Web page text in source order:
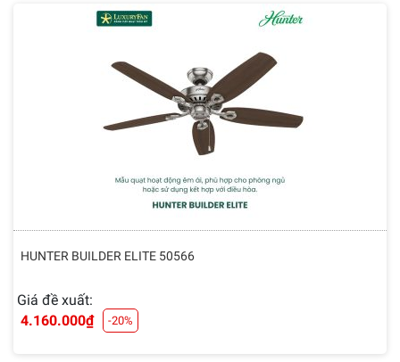
HUNTER BUILDER ELITE 50566
Giá đề xuất:
4.160.000₫ -20%